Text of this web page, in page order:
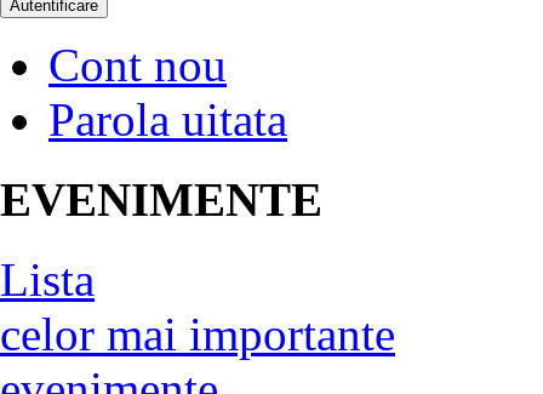
Cont nou
Parola uitata
EVENIMENTE
Lista
celor mai importante